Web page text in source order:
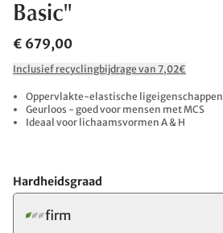
Basic"
€ 679,00
Inclusief recyclingbijdrage van 7,02€
Oppervlakte-elastische ligeigenschappen
Geurloos - goed voor mensen met MCS
Ideaal voor lichaamsvormen A & H
Hardheidsgraad
firm